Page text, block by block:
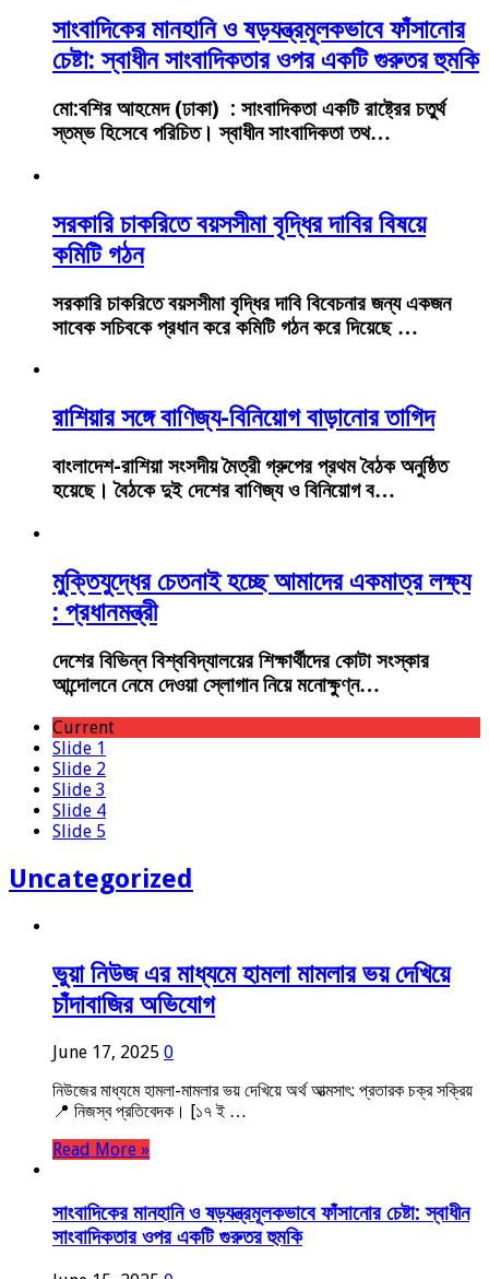
সাংবাদিকের মানহানি ও ষড়যন্ত্রমূলকভাবে ফাঁসানোর
চেষ্টা: স্বাধীন সাংবাদিকতার ওপর একটি গুরুতর হুমকি
মো:বশির আহমেদ (ঢাকা) : সাংবাদিকতা একটি রাষ্ট্রের চতুর্থ
স্তম্ভ হিসেবে পরিচিত। স্বাধীন সাংবাদিকতা তথ…
সরকারি চাকরিতে বয়সসীমা বৃদ্ধির দাবির বিষয়ে
কমিটি গঠন
সরকারি চাকরিতে বয়সসীমা বৃদ্ধির দাবি বিবেচনার জন্য একজন
সাবেক সচিবকে প্রধান করে কমিটি গঠন করে দিয়েছে …
রাশিয়ার সঙ্গে বাণিজ্য-বিনিয়োগ বাড়ানোর তাগিদ
বাংলাদেশ-রাশিয়া সংসদীয় মৈত্রী গ্রুপের প্রথম বৈঠক অনুষ্ঠিত
হয়েছে। বৈঠকে দুই দেশের বাণিজ্য ও বিনিয়োগ ব…
মুক্তিযুদ্ধের চেতনাই হচ্ছে আমাদের একমাত্র লক্ষ্য
: প্রধানমন্ত্রী
দেশের বিভিন্ন বিশ্ববিদ্যালয়ের শিক্ষার্থীদের কোটা সংস্কার
আন্দোলনে নেমে দেওয়া স্লোগান নিয়ে মনোক্ষুণ্ন…
Current
Slide 1
Slide 2
Slide 3
Slide 4
Slide 5
Uncategorized
ভুয়া নিউজ এর মাধ্যমে হামলা মামলার ভয় দেখিয়ে
চাঁদাবাজির অভিযোগ
June 17, 2025 0
নিউজের মাধ্যমে হামলা-মামলার ভয় দেখিয়ে অর্থ আত্মসাৎ: প্রতারক চক্র সক্রিয়
📍 নিজস্ব প্রতিবেদক। [১৭ ই …
Read More »
সাংবাদিকের মানহানি ও ষড়যন্ত্রমূলকভাবে ফাঁসানোর চেষ্টা: স্বাধীন
সাংবাদিকতার ওপর একটি গুরুতর হুমকি